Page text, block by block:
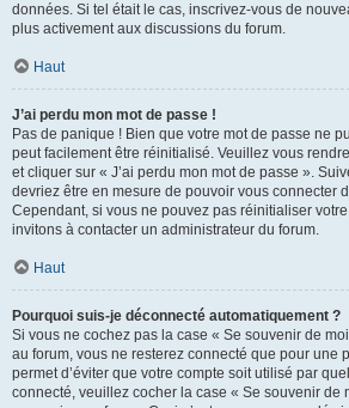
données. Si tel était le cas, inscrivez-vous de
plus activement aux discussions du forum.
Haut
J’ai perdu mon mot de passe !
Pas de panique ! Bien que votre mot de passe ne
peut facilement être réinitialisé. Veuillez vous
et cliquer sur « J’ai perdu mon mot de passe ».
devriez être en mesure de pouvoir vous connecter
Cependant, si vous ne pouvez pas réinitialiser
invitons à contacter un administrateur du forum.
Haut
Pourquoi suis-je déconnecté automatiquement ?
Si vous ne cochez pas la case « Se souvenir de
au forum, vous ne resterez connecté que pour une
permet d’éviter que votre compte soit utilisé par
connecté, veuillez cocher la case « Se souvenir de